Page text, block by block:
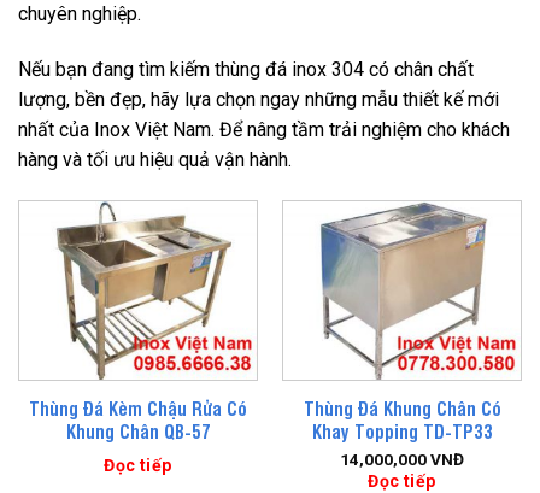
chuyên nghiệp.
Nếu bạn đang tìm kiếm thùng đá inox 304 có chân chất
lượng, bền đẹp, hãy lựa chọn ngay những mẫu thiết kế mới
nhất của Inox Việt Nam. Để nâng tầm trải nghiệm cho khách
hàng và tối ưu hiệu quả vận hành.
Thùng Đá Kèm Chậu Rửa Có
Khung Chân QB-57
Đọc tiếp
Thùng Đá Khung Chân Có
Khay Topping TD-TP33
14,000,000VNĐ
Đọc tiếp